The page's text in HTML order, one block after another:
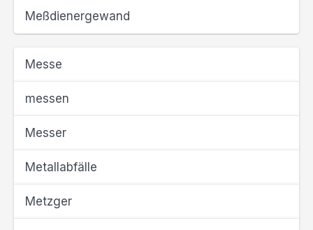
Meßdienergewand
Messe
messen
Messer
Metallabfälle
Metzger